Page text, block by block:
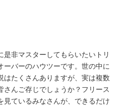
是非マスターしてもらいたいトリ
ーバーのハウツーです。世の中に
はたくさんありますが、実は複数
さんご存じでしょうか？フリース
見ているみなさんが、できるだけ